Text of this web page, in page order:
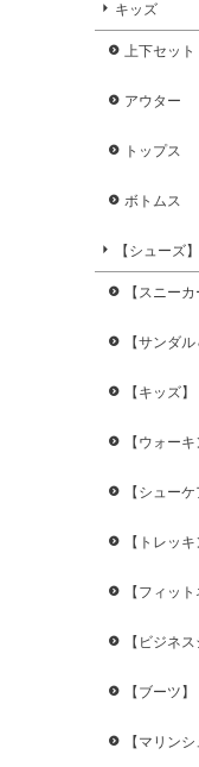
キッズ
上下セット
アウター
トップス
ボトムス
【シューズ】
【スニーカ
【サンダ
【キッズ】
【ウォーキ
【シューケ
【トレッ
【フィッ
【ビジネ
【ブーツ】
【マリンシ